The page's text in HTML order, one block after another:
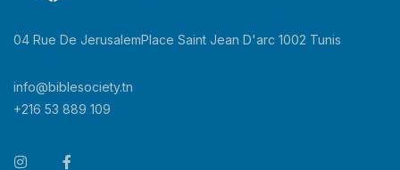
04 Rue De JerusalemPlace Saint Jean D'arc 1002 Tunis
info@biblesociety.tn
+216 53 889 109